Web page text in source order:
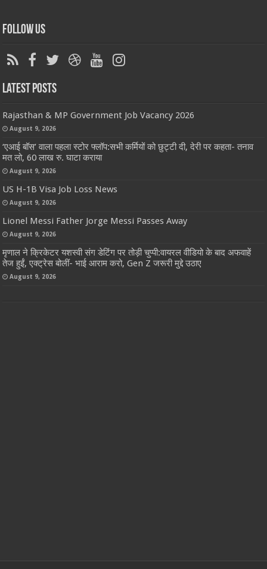
Follow Us
Latest Posts
Rajasthan & MP Government Job Vacancy 2026
August 9, 2026
‘एआई बॉस’ वाला पहला स्टोर फ्लॉप:सभी कर्मियों को छुट्टी दी, देरी पर कहता- तनाव
मत लो, 60 लाख रु. घाटा कराया
August 9, 2026
US H-1B Visa Job Loss News
August 9, 2026
Lionel Messi Father Jorge Messi Passes Away
August 9, 2026
मृणाल ने क्रिकेटर यशस्वी संग डेटिंग पर तोड़ी चुप्पी:वायरल वीडियो के बाद अफवाहें
तेज हुईं, एक्ट्रेस बोलीं- भाई आराम करो, Gen Z जरूरी मुद्दे उठाए
August 9, 2026